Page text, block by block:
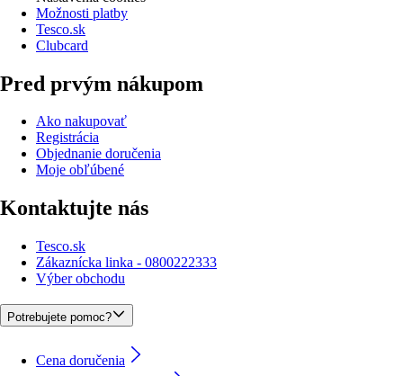
Možnosti platby
Tesco.sk
Clubcard
Pred prvým nákupom
Ako nakupovať
Registrácia
Objednanie doručenia
Moje obľúbené
Kontaktujte nás
Tesco.sk
Zákaznícka linka - 0800222333
Výber obchodu
Potrebujete pomoc?
Cena doručenia